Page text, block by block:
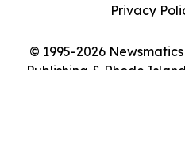
© 1995-2026
Publishing & Rhode
Privacy